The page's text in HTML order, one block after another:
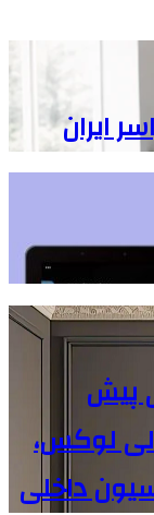
ایران
پیش
لوکس،
داخلی